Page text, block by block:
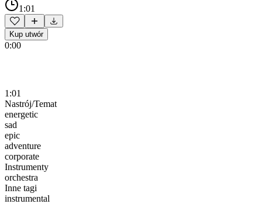
1:01
Kup utwór
0:00
1:01
Nastrój/Temat
energetic
sad
epic
adventure
corporate
Instrumenty
orchestra
Inne tagi
instrumental